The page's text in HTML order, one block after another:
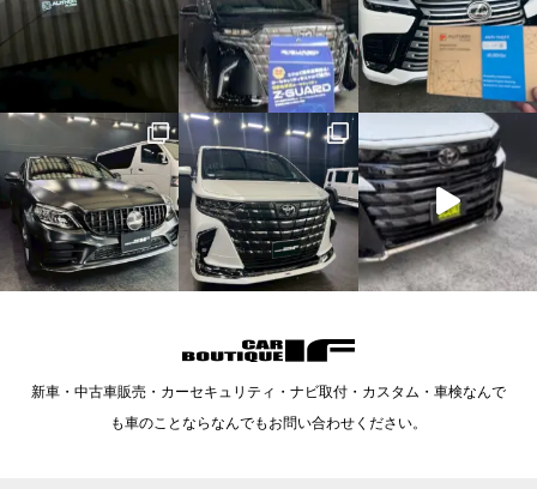
新車・中古車販売・カーセキュリティ・ナビ取付・カスタム・車検なんで
も車のことならなんでもお問い合わせください。